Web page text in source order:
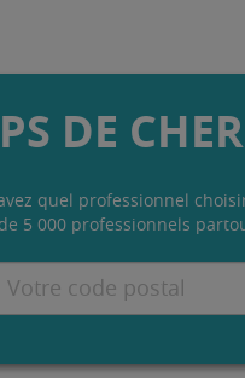
DE
quel professionnel
5 000 professionnels